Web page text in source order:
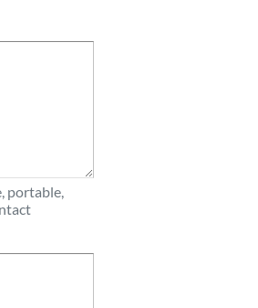
portable,